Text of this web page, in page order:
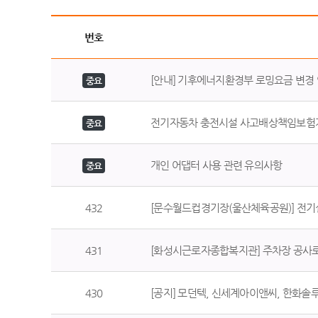
번호
중요 [안내] 기후에너지환경부 로밍요금 변
중요 전기자동차 충전시설 사고배상책임보
중요 개인 어댑터 사용 관련 유의사항
432 [문수월드컵경기장(울산체육공원)] 전
431 [화성시근로자종합복지관] 주차장 공
430 [공지] 모던텍, 신세계아이앤씨, 한화